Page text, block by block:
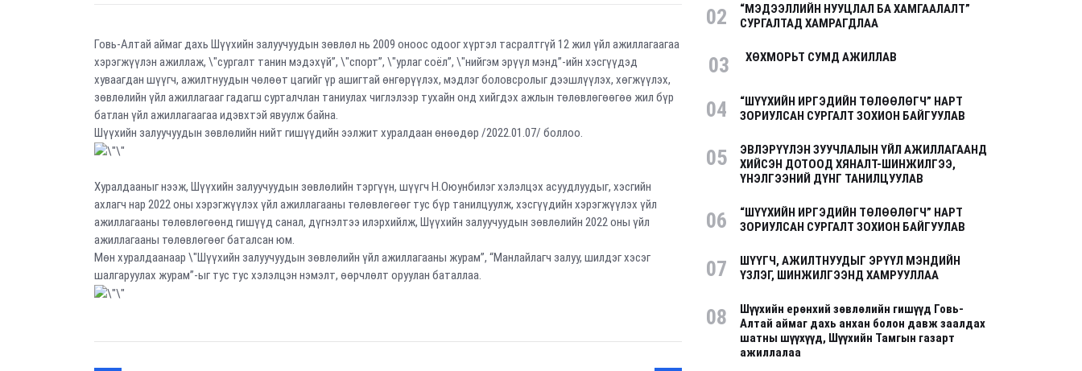
Говь-Алтай аймаг дахь Шүүхийн залуучуудын зөвлөл нь 2009 оноос одоог хүртэл тасралтгүй 12 жил үйл ажиллагаагаа
хэрэгжүүлэн ажиллаж, \"сургалт танин мэдэхүй”, \"спорт”, \"урлаг соёл”, \"нийгэм эрүүл мэнд”-ийн хэсгүүдэд
хуваагдан шүүгч, ажилтнуудын чөлөөт цагийг үр ашигтай өнгөрүүлэх, мэдлэг боловсролыг дээшлүүлэх, хөгжүүлэх,
зөвлөлийн үйл ажиллагааг гадагш сурталчлан таниулах чиглэлээр тухайн онд хийгдэх ажлын төлөвлөгөөгөө жил бүр
батлан үйл ажиллагаагаа идэвхтэй явуулж байна.
Шүүхийн залуучуудын зөвлөлийн нийт гишүүдийн ээлжит хуралдаан өнөөдөр /2022.01.07/ боллоо.
Хуралдааныг нээж, Шүүхийн залуучуудын зөвлөлийн тэргүүн, шүүгч Н.Оюунбилэг хэлэлцэх асуудлуудыг, хэсгийн
ахлагч нар 2022 оны хэрэгжүүлэх үйл ажиллагааны төлөвлөгөөг тус бүр танилцуулж, хэсгүүдийн хэрэгжүүлэх үйл
ажиллагааны төлөвлөгөөнд гишүүд санал, дүгнэлтээ илэрхийлж, Шүүхийн залуучуудын зөвлөлийн 2022 оны үйл
ажиллагааны төлөвлөгөөг баталсан юм.
Мөн хуралдаанаар \"Шүүхийн залуучуудын зөвлөлийн үйл ажиллагааны журам”, “Манлайлагч залуу, шилдэг хэсэг
шалгаруулах журам”-ыг тус тус хэлэлцэн нэмэлт, өөрчлөлт оруулан баталлаа.
02
“МЭДЭЭЛЛИЙН НУУЦЛАЛ БА ХАМГААЛАЛТ”
СУРГАЛТАД ХАМРАГДЛАА
03 ХӨХМОРЬТ СУМД АЖИЛЛАВ
04
“ШҮҮХИЙН ИРГЭДИЙН ТӨЛӨӨЛӨГЧ” НАРТ
ЗОРИУЛСАН СУРГАЛТ ЗОХИОН БАЙГУУЛАВ
05
ЭВЛЭРҮҮЛЭН ЗУУЧЛАЛЫН ҮЙЛ АЖИЛЛАГААНД
ХИЙСЭН ДОТООД ХЯНАЛТ-ШИНЖИЛГЭЭ,
ҮНЭЛГЭЭНИЙ ДҮНГ ТАНИЛЦУУЛАВ
06
“ШҮҮХИЙН ИРГЭДИЙН ТӨЛӨӨЛӨГЧ” НАРТ
ЗОРИУЛСАН СУРГАЛТ ЗОХИОН БАЙГУУЛАВ
07
ШҮҮГЧ, АЖИЛТНУУДЫГ ЭРҮҮЛ МЭНДИЙН
ҮЗЛЭГ, ШИНЖИЛГЭЭНД ХАМРУУЛЛАА
08
Шүүхийн ерөнхий зөвлөлийн гишүүд Говь-
Алтай аймаг дахь анхан болон давж заалдах
шатны шүүхүүд, Шүүхийн Тамгын газарт
ажиллалаа